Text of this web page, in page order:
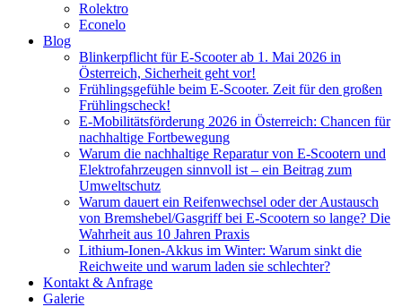
Rolektro
Econelo
Blog
Blinkerpflicht für E-Scooter ab 1. Mai 2026 in
Österreich, Sicherheit geht vor!
Frühlingsgefühle beim E-Scooter. Zeit für den großen
Frühlingscheck!
E-Mobilitätsförderung 2026 in Österreich: Chancen für
nachhaltige Fortbewegung
Warum die nachhaltige Reparatur von E-Scootern und
Elektrofahrzeugen sinnvoll ist – ein Beitrag zum
Umweltschutz
Warum dauert ein Reifenwechsel oder der Austausch
von Bremshebel/Gasgriff bei E-Scootern so lange? Die
Wahrheit aus 10 Jahren Praxis
Lithium-Ionen-Akkus im Winter: Warum sinkt die
Reichweite und warum laden sie schlechter?
Kontakt & Anfrage
Galerie